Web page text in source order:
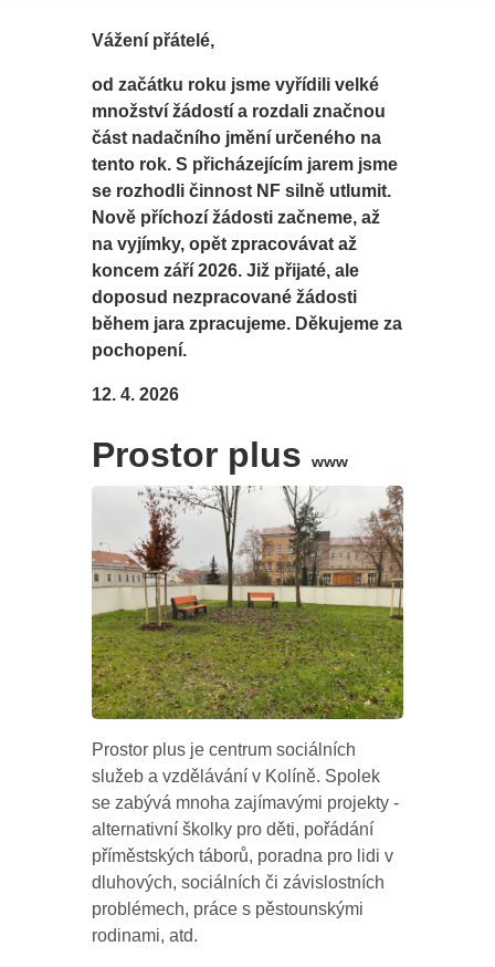
Vážení přátelé,
od začátku roku jsme vyřídili velké
množství žádostí a rozdali značnou
část nadačního jmění určeného na
tento rok. S přicházejícím jarem jsme
se rozhodli činnost NF silně utlumit.
Nově příchozí žádosti začneme, až
na vyjímky, opět zpracovávat až
koncem září 2026. Již přijaté, ale
doposud nezpracované žádosti
během jara zpracujeme. Děkujeme za
pochopení.
12. 4. 2026
Prostor pluswww
Prostor plus je centrum sociálních
služeb a vzdělávání v Kolíně. Spolek
se zabývá mnoha zajímavými projekty -
alternativní školky pro děti, pořádání
příměstských táborů, poradna pro lidi v
dluhových, sociálních či závislostních
problémech, práce s pěstounskými
rodinami, atd.